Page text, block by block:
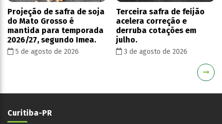
Projeção de safra de soja
do Mato Grosso é
mantida para temporada
2026/27, segundo Imea.
5 de agosto de 2026
Terceira safra de feijão
acelera correção e
derruba cotações em
julho.
3 de agosto de 2026
Curitiba-PR